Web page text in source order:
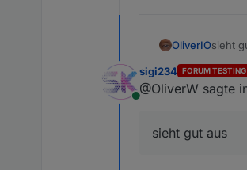
OliverIOsieht
Online
sigi234 FORUM TESTING
@OliverW sagte
sieht gut aus